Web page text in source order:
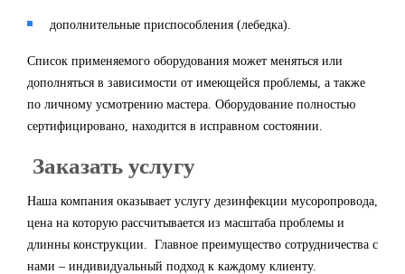
дополнительные приспособления (лебедка).
Список применяемого оборудования может меняться или
дополняться в зависимости от имеющейся проблемы, а также
по личному усмотрению мастера. Оборудование полностью
сертифицировано, находится в исправном состоянии.
Заказать услугу
Наша компания оказывает услугу дезинфекции мусоропровода,
цена на которую рассчитывается из масштаба проблемы и
длинны конструкции. Главное преимущество сотрудничества с
нами – индивидуальный подход к каждому клиенту.